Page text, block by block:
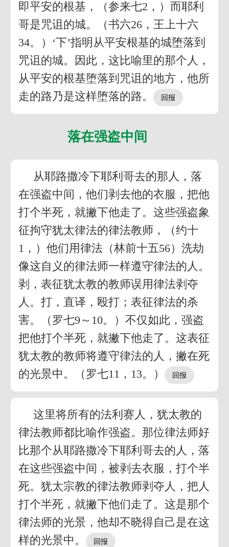
即平安的根基，（参来七2，）而耶利
哥是咒诅的城。（书六26，王上十六
34。）‘下’指明从平安根基的城堕落到
咒诅的城。因此，这比喻里的那个人，
从平安的根基堕落到咒诅的地方，他所
走的路乃是这样堕落的路。
落在强盗中间
从耶路撒冷下耶利哥去的那人，落
在强盗中间，他们剥去他的衣服，把他
打个半死，就撇下他走了。这些强盗象
征拘守犹太律法的律法教师，（约十
1，）他们用律法（林前十五56）洗劫
像这自义的律法师一样遵守律法的人。
剥，表征犹太教的教师误用律法剥夺
人。打，直译，殴打；表征律法的杀
害。（罗七9～10。）不仅如此，强盗
把他打个半死，就撇下他走了。这表征
犹太教的教师将遵守律法的人，撇在死
的光景中。（罗七11，13。）
这里将所有的法利赛人，犹太教的
律法教师都比喻作强盗。那位律法师好
比那个从耶路撒冷下耶利哥去的人，落
在这些强盗中间，被剥去衣服，打个半
死。犹太宗教的律法教师剥夺人，把人
打个半死，就撇下他们走了。这是那个
律法师的光景，他却不晓得自己是在这
样的光景中。